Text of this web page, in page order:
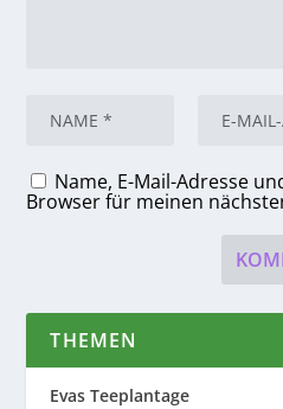
Name, E-Mail-Adresse
Browser für meinen
THEMEN
Evas Teeplantage